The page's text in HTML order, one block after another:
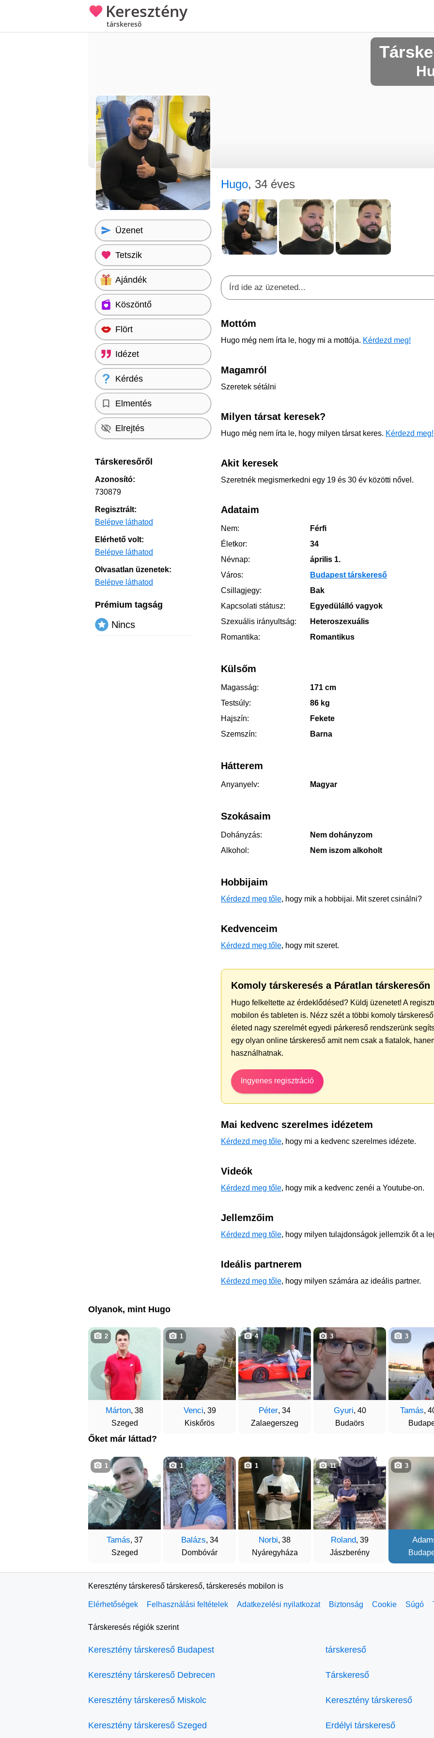
Keresztény
társkereső
Hugo, 34 éves
Mottóm
Hugo még nem írta le, hogy mi a mottója. Kérdezd meg!
Magamról
Szeretek sétálni
Milyen társat keresek?
Hugo még nem írta le, hogy milyen társat keres. Kérdezd meg!
Akit keresek
Szeretnék megismerkedni egy 19 és 30 év közötti nővel.
Adataim
Nem:
Férfi
Életkor:
34
Névnap:
április 1.
Város:
Budapest társkereső
Csillagjegy:
Bak
Kapcsolati státusz:
Egyedülálló vagyok
Szexuális irányultság:
Heteroszexuális
Romantika:
Romantikus
Külsőm
Magasság:
171 cm
Testsúly:
86 kg
Hajszín:
Fekete
Szemszín:
Barna
Hátterem
Anyanyelv: Magyar
Szokásaim
Dohányzás:
Nem dohányzom
Alkohol:
Nem iszom alkoholt
Hobbijaim
Kérdezd meg tőle, hogy mik a hobbijai. Mit szeret csinálni?
Kedvenceim
Kérdezd meg tőle, hogy mit szeret.
Komoly társkeresés a Páratlan társkeresőn
Hugo felkeltette az érdeklődésed? Küldj üzenetet! A
mobilon és tableten is. Nézz szét a többi komoly
életed nagy szerelmét egyedi párkereső rendszerünk
egy olyan online társkereső amit nem csak a fiatalok,
használhatnak.
Ingyenes regisztráció
Mai kedvenc szerelmes idézetem
Kérdezd meg tőle, hogy mi a kedvenc szerelmes idézete.
Videók
Kérdezd meg tőle, hogy mik a kedvenc zenéi a Youtube-on.
Jellemzőim
Kérdezd meg tőle, hogy milyen tulajdonságok jellemzik őt a
Ideális partnerem
Kérdezd meg tőle, hogy milyen számára az ideális partner.
Üzenet
Tetszik
Ajándék
Köszöntő
Flört
Idézet
Kérdés
Elmentés
Elrejtés
Társkeresőről
Azonosító:
730879
Regisztrált:
Belépve láthatod
Elérhető volt:
Belépve láthatod
Olvasatlan üzenetek:
Belépve láthatod
Prémium tagság
Nincs
Olyanok, mint Hugo
Márton, 38
Szeged
2
Venci, 39
Kiskőrös
1
Péter, 34
Zalaegerszeg
4
Gyuri, 40
Budaörs
3
Tamás,
3
Őket már láttad?
Tamás, 37
Szeged
1
Balázs, 34
Dombóvár
1
Norbi, 38
Nyáregyháza
1
Roland, 39
Jászberény
11 3
Keresztény társkereső társkereső, társkeresés mobilon is
Elérhetőségek Felhasználási feltételek Adatkezelési nyilatkozat Biztonság Cookie Súgó
Társkeresés régiók szerint
Keresztény társkereső Budapest
Keresztény társkereső Debrecen
Keresztény társkereső Miskolc
Keresztény társkereső Szeged
társkereső
Társkereső
Keresztény társkereső
Erdélyi társkereső